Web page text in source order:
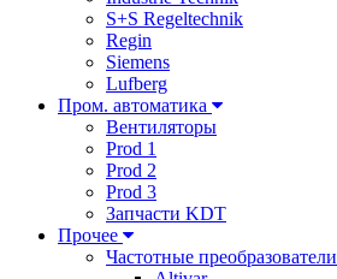
S+S Regeltechnik
Regin
Siemens
Lufberg
Пром. автоматика
Вентиляторы
Prod 1
Prod 2
Prod 3
Запчасти KDT
Прочее
Частотные преобразователи